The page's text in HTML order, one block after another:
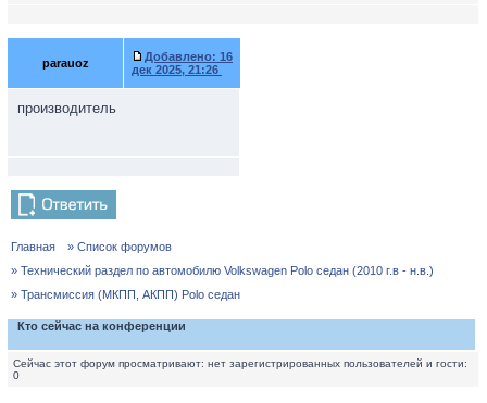
parauoz Добавлено: 16
дек 2025, 21:26
производитель
Главная
» Список форумов
» Технический раздел по автомобилю Volkswagen Polo седан (2010 г.в - н.в.)
» Трансмиссия (МКПП, АКПП) Polo седан
Кто сейчас на конференции
Сейчас этот форум просматривают: нет зарегистрированных пользователей и гости:
0